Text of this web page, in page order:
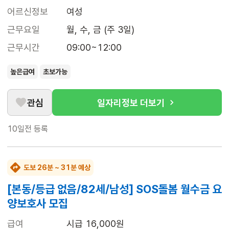
어르신정보
여성
근무요일
월, 수, 금 (주 3일)
근무시간
09:00~12:00
높은급여 초보가능
관심 일자리정보 더보기
10일전 등록
도보 26분 ~ 31분 예상
[본동/등급 없음/82세/남성] SOS돌봄 월수금 요
양보호사 모집
급여
시급 16,000원